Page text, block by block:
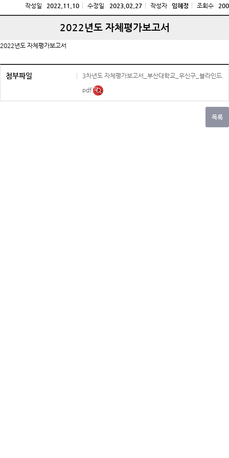
작성일 2022.11.10 수정일 2023.02.27 작성자 임혜정 조회수 200
2022년도 자체평가보고서
2022년도 자체평가보고서
첨부파일
3차년도 자체평가보고서_부산대학교_우신구_블라인드.
pdf